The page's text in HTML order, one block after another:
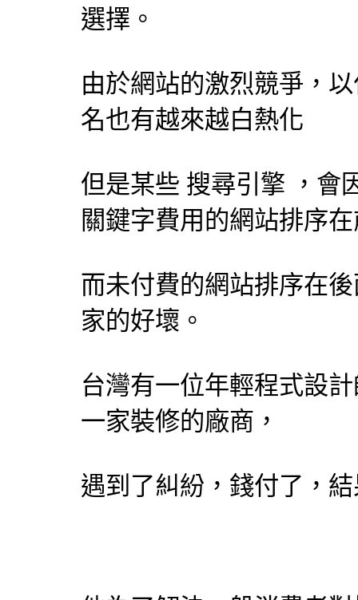
選擇。
由於網站的激烈競爭，
名也有越來越白熱化
但是某些 搜尋引擎 ，會
關鍵字費用的網站排序
而未付費的網站排序在
家的好壞。
台灣有一位年輕程式設
一家裝修的廠商，
遇到了糾紛，錢付了，